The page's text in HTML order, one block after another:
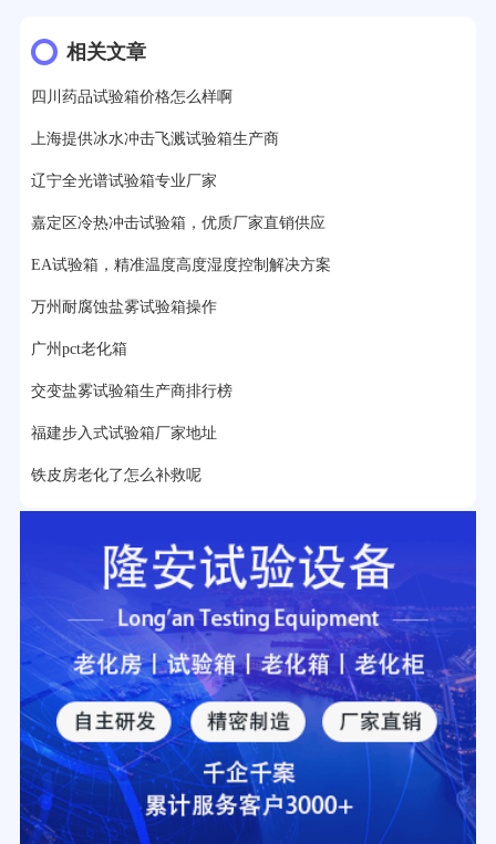
13分钟前用户提问：
15分钟前用户提问：高低温试验箱玻璃用什么材料？
17分钟前用户提问：步入式老化房有多大的？
22分钟前用户提问：紫外线老化箱辐照时间是多久？
25分钟前用户提问： 老化箱和干燥箱区别？
27分钟前用户提问：移动电源老化柜与电池柜的区别？
32分钟前用户提问：氙灯老化试验箱价格多少？
2分钟前用户提问：
相关文章
四川药品试验箱价格怎么样啊
上海提供冰水冲击飞溅试验箱生产商
辽宁全光谱试验箱专业厂家
嘉定区冷热冲击试验箱，优质厂家直销供应
EA试验箱，精准温度高度湿度控制解决方案
万州耐腐蚀盐雾试验箱操作
广州pct老化箱
交变盐雾试验箱生产商排行榜
福建步入式试验箱厂家地址
铁皮房老化了怎么补救呢